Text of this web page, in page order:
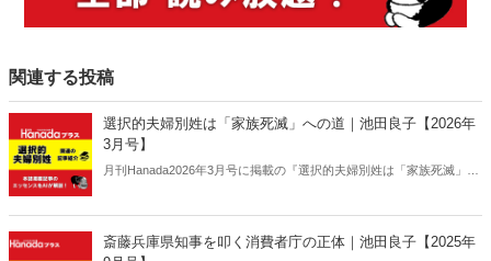
関連する投稿
選択的夫婦別姓は「家族死滅」への道｜池田良子【2026年
3月号】
月刊Hanada2026年3月号に掲載の『選択的夫婦別姓は「家族死滅」へ
斎藤兵庫県知事を叩く消費者庁の正体｜池田良子【2025年